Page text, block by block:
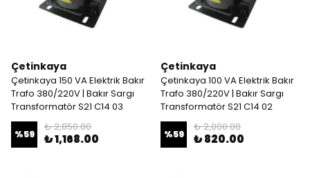
Çetinkaya
Çetinkaya 150 VA Elektrik Bakır
Trafo 380/220V | Bakır Sargı
Transformatör S21 C14 03
%59
₺ 2,850.00
₺ 1,168.00
Çetinkaya
Çetinkaya 100 VA Elektrik Bakır
Trafo 380/220V | Bakır Sargı
Transformatör S21 C14 02
%59
₺ 2,000.00
₺ 820.00